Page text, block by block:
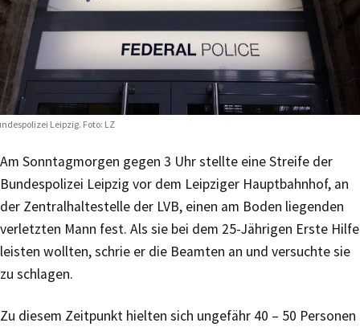
Leipzig. Foto: LZ
Am Sonntagmorgen gegen 3 Uhr stellte eine Streife der
Bundespolizei Leipzig vor dem Leipziger Hauptbahnhof, an
der Zentralhaltestelle der LVB, einen am Boden liegenden
verletzten Mann fest. Als sie bei dem 25-Jährigen Erste Hilfe
leisten wollten, schrie er die Beamten an und versuchte sie
zu schlagen.
Zu diesem Zeitpunkt hielten sich ungefähr 40 – 50 Personen